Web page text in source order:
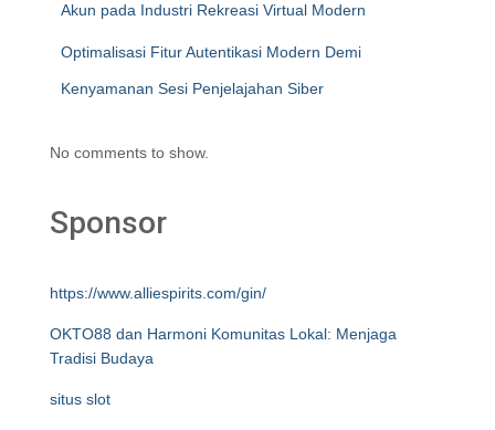
Akun pada Industri Rekreasi Virtual Modern
Optimalisasi Fitur Autentikasi Modern Demi
Kenyamanan Sesi Penjelajahan Siber
No comments to show.
Sponsor
https://www.alliespirits.com/gin/
OKTO88 dan Harmoni Komunitas Lokal: Menjaga
Tradisi Budaya
situs slot